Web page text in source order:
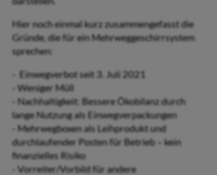
Hier noch einmal kurz zusammengefasst die
Gründe, die für ein Mehrweggeschirrsystem
sprechen:
- Einwegverbot seit 3. Juli 2021
- Weniger Müll
- Nachhaltigkeit: Bessere Ökobilanz durch
lange Nutzung als Einwegverpackungen
- Mehrwegboxen als Leihprodukt und
durchlaufender Posten für Betrieb – kein
finanzielles Risiko
- Vorreiter/Vorbild für andere